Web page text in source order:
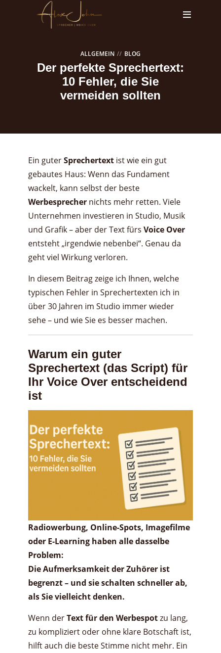
ALLGEMEIN BLOG
Der perfekte Sprechertext:
10 Fehler, die Sie
vermeiden sollten
Ein guterSprechertext ist wie ein gut
gebautes Haus: Wenn das Fundament
wackelt, kann selbst der beste
Werbesprecher nichts mehr retten. Viele
Unternehmen investieren in Studio, Musik
und Grafik – aber der Text fürs Voice Over
entsteht „irgendwie nebenbei“. Genau da
geht viel Wirkung verloren.
In diesem Beitrag zeige ich Ihnen, welche
typischen Fehler in Sprechertexten ich in
über 30 Jahren im Studio immer wieder
sehe – und wie Sie es besser machen.
Warum ein guter
Sprechertext (das Script) für
Ihr Voice Over entscheidend
ist
Radiowerbung, Online-Spots, Imagefilme
oder E-Learning haben alle dasselbe
Problem:
Die Aufmerksamkeit der Zuhörer ist
begrenzt – und sie schalten schneller ab,
als Sie vielleicht denken.
Wenn derText für den Werbespotzu lang,
zu kompliziert oder ohne klare Botschaft ist,
hilft auch die beste Stimme nicht mehr. Ein